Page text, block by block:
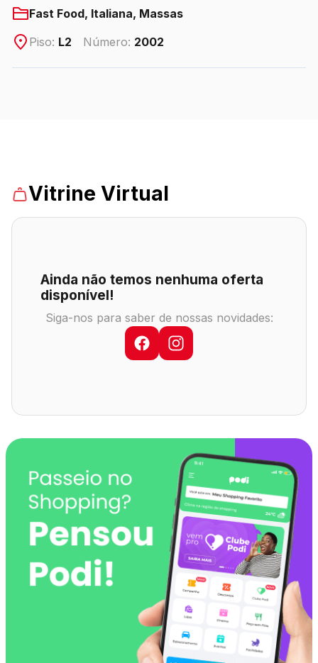
ENDEREÇO
CONTATO
Eventos
Fast Food, Italiana, Massas
Piso: L2 Número: 2002
Vitrine Virtual
Ainda não temos nenhuma oferta
disponível!
Siga-nos para saber de nossas novidades: